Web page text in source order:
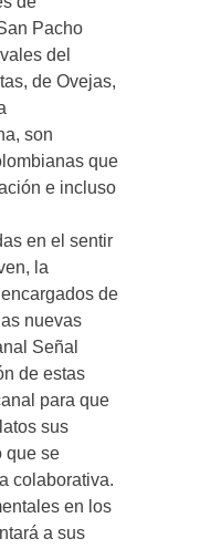
Pacho
del
de Ovejas,
son
que
e incluso
en el sentir
la
de
nuevas
Señal
de estas
para que
sus
que se
colaborativa.
en los
a sus